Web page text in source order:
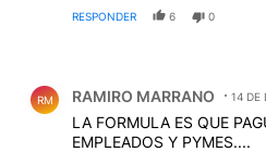
LIBERTAD...
RESPONDER 6 0
RM RAMIRO MARRANO 14 DE
LA FORMULA ES QUE
EMPLEADOS Y PYMES....